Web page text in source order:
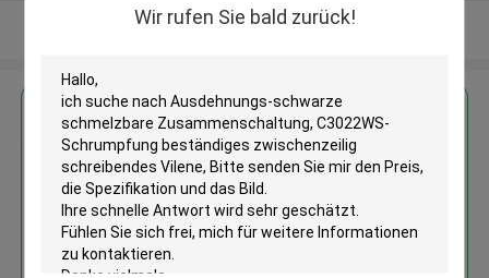
Wir rufen Sie bald zurück!
Sehen Sie mehr an
Erhalten Sie den besten Preis für
Ausdehnungs-schwarze
schmelzbare
Zusammenschaltung, C3022WS-